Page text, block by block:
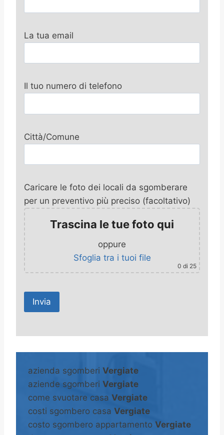
La tua email
Il tuo numero di telefono
Città/Comune
Caricare le foto dei locali da sgomberare
per un preventivo più preciso (facoltativo)
Trascina le tue foto qui
oppure
Sfoglia tra i tuoi file
0 di 25
A
e
n
a
azienda sgomberi Vergiate
aziende sgomberi Vergiate
come svuotare casa Vergiate
costi sgombero casa Vergiate
costo sgombero appartamento Vergiate